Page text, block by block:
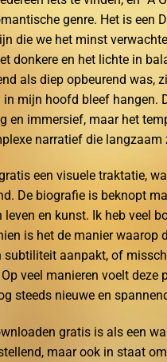
genre. Het is een
die we het minst
donkere en het lichte in
als diep opbeurend was,
in mijn hoofd bleef hangen.
en immersief, maar het
narratief die
een visuele traktatie,
De biografie is beknopt
en kunst. Ik heb veel
is het de manier waarop
subtiliteit aanpakt, of
veel manieren voelt
steeds nieuwe en
gratis is als een
maar ook in staat